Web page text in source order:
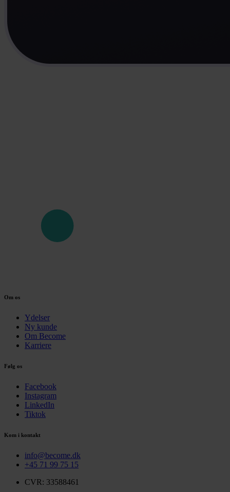
Om os
Ydelser
Ny kunde
Om Become
Karriere
Følg os
Facebook
Instagram
LinkedIn
Tiktok
Kom i kontakt
info@become.dk
+45 71 99 75 15
CVR: 33588461